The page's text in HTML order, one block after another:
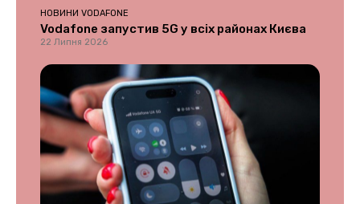
НОВИНИ VODAFONE
Vodafone запустив 5G у всіх районах Києва
22 Липня 2026